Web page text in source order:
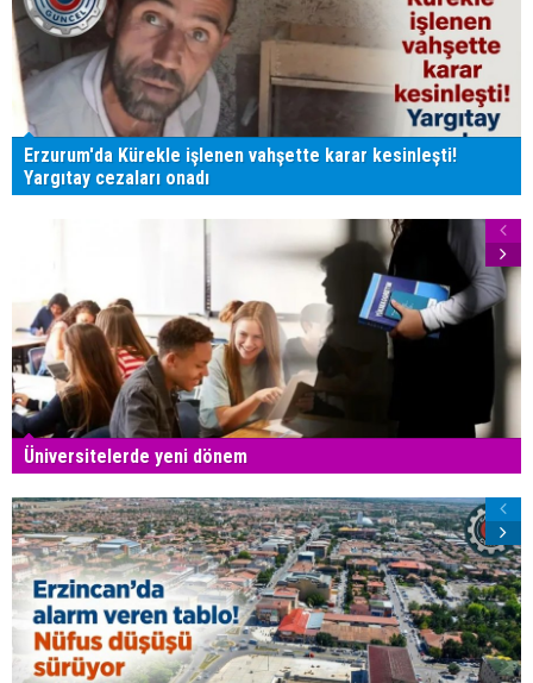
Erzurum'da Kürekle işlenen vahşette karar kesinleşti!
Yargıtay cezaları onadı
Üniversitelerde yeni dönem